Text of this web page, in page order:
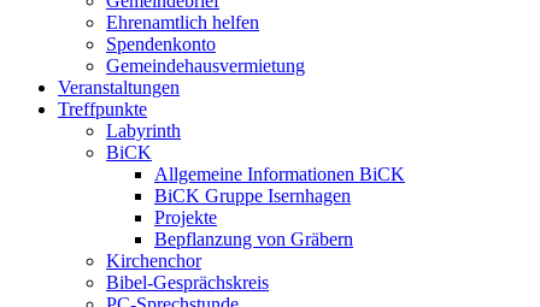
Ehrenamtlich helfen
Spendenkonto
Gemeindehausvermietung
Veranstaltungen
Treffpunkte
Labyrinth
BiCK
Allgemeine Informationen BiCK
BiCK Gruppe Isernhagen
Projekte
Bepflanzung von Gräbern
Kirchenchor
Bibel-Gesprächskreis